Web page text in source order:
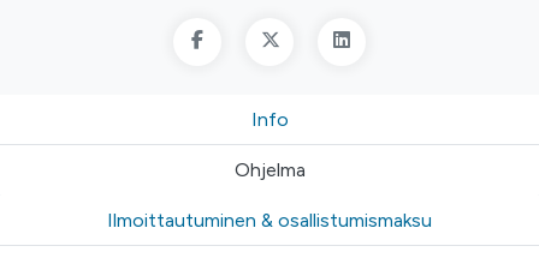
Info
Ohjelma
Ilmoittautuminen & osallistumismaksu